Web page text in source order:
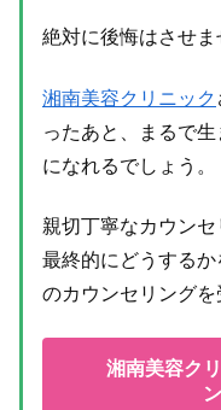
絶対に後悔はさせま
湘南美容クリニック
ったあと、まるで
になれるでしょう。
親切丁寧なカウン
最終的にどうする
のカウンセリングを
湘南美容ク